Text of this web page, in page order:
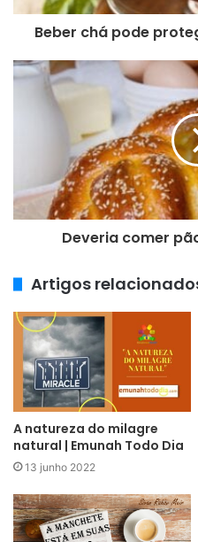
o
d
l
Beber chá pode
Deveria comer
Artigos
A natureza do milagre
natural | Emunah Todo Dia
13 junho 2022